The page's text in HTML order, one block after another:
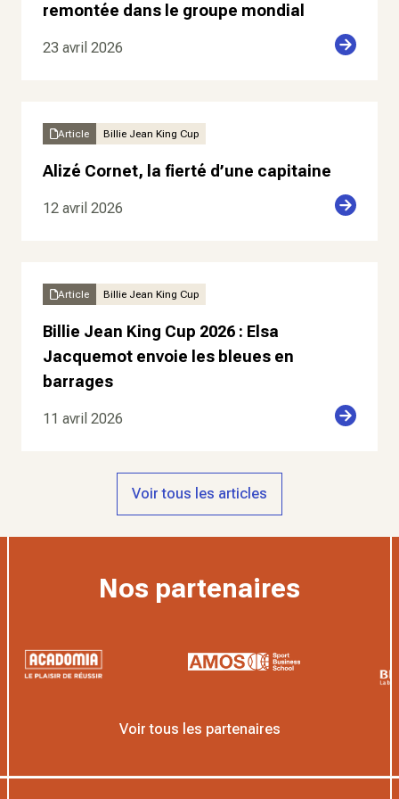
remontée dans le groupe mondial
23 avril 2026
Article Billie Jean King Cup
Alizé Cornet, la fierté d’une capitaine
12 avril 2026
Article Billie Jean King Cup
Billie Jean King Cup 2026 : Elsa
Jacquemot envoie les bleues en
barrages
11 avril 2026
Voir tous les articles
Nos partenaires
Voir tous les partenaires